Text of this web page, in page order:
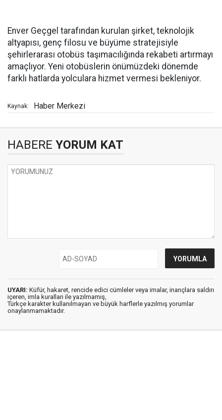
Enver Geçgel tarafından kurulan şirket, teknolojik
altyapısı, genç filosu ve büyüme stratejisiyle
şehirlerarası otobüs taşımacılığında rekabeti artırmayı
amaçlıyor. Yeni otobüslerin önümüzdeki dönemde
farklı hatlarda yolculara hizmet vermesi bekleniyor.
Kaynak: Haber Merkezi
HABERE YORUM KAT
UYARI: Küfür, hakaret, rencide edici cümleler veya imalar, inançlara saldırı
içeren, imla kuralları ile yazılmamış,
Türkçe karakter kullanılmayan ve büyük harflerle yazılmış yorumlar
onaylanmamaktadır.